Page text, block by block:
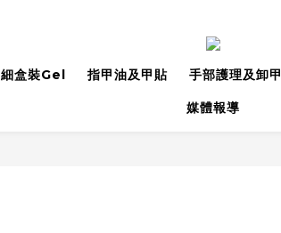
細盒裝Gel 指甲油及甲貼 手部護理及卸甲
媒體報導